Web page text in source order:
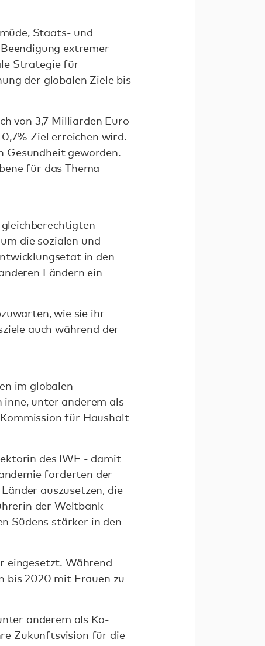
Staats- und
extremer
Strategie für
der globalen Ziele bis
von 3,7 Milliarden Euro
Ziel erreichen wird.
Gesundheit geworden.
für das Thema
die sozialen und
in den
Ländern ein
wie sie ihr
auch während der
im globalen
unter anderem als
für Haushalt
des IWF - damit
forderten der
auszusetzen, die
der Weltbank
Südens stärker in den
eingesetzt. Während
bis 2020 mit Frauen zu
anderem als Ko-
Zukunftsvision für die